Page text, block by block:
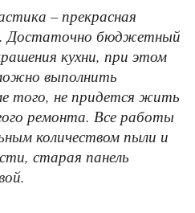
– прекрасная
. Достаточно бюджетный
кухни, при этом
выполнить
того, не придется жить
ремонта. Все работы
количеством пыли и
старая панель